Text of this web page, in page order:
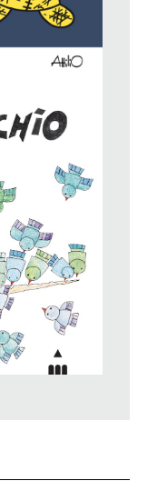
piccolissimi quando
fu un
che diventassero
parlare a tutti i cuori.
uscite da Lapis, sono
parole faranno
sfogliandone le
un bimbo (o bimba,
della testolina
sia per i lettori) che
notte, c’è la luna. La
la nonna, o la tata,
della gonna) e
dei giocattoli.
disegnare le
ed emotiva dei